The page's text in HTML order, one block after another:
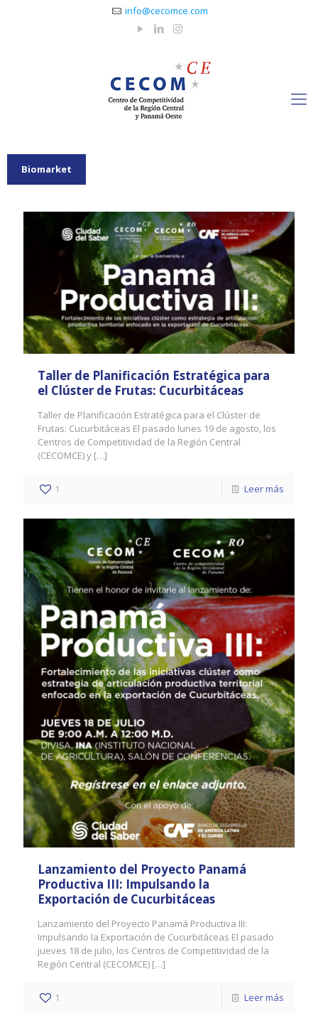
info@cecomce.com
Biomarket
Taller de Planificación Estratégica para
el Clúster de Frutas: Cucurbitáceas
Taller de Planificación Estratégica para el Clúster de
Frutas: Cucurbitáceas El pasado lunes 19 de agosto, los
Centros de Competitividad de la Región Central
(CECOMCE) y […]
1 Leer más
Lanzamiento del Proyecto Panamá
Productiva III: Impulsando la
Exportación de Cucurbitáceas
Lanzamiento del Proyecto Panamá Productiva III:
Impulsando la Exportación de Cucurbitáceas El pasado
jueves 18 de julio, los Centros de Competitividad de la
Región Central (CECOMCE) […]
1 Leer más